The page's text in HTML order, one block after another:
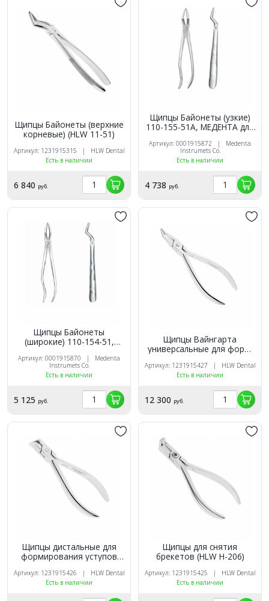
Щипцы Байонеты (верхние
корневые) (HLW 11-51)
Артикул: 1231915315 | HLW Dental
Есть в наличии
6 840 руб.
Щипцы Байонеты (узкие)
110-155-51А, МЕДЕНТА для
зубов
Артикул: 0001915872 | Medenta
Instrumets Co.
Есть в наличии
4 738 руб.
Щипцы Байонеты
(широкие) 110-154-51,
корней верх. зубов
Артикул: 0001915870 | Medenta
Instrumets Co.
Есть в наличии
5 125 руб.
Щипцы Вайнгарта
универсальные для форм.
Артикул: 1231915427 | HLW Dental
Есть в наличии
12 300 руб.
Щипцы дистальные для
формирования уступов
Артикул: 1231915426 | HLW Dental
Есть в наличии
Щипцы для снятия
брекетов (HLW H-206)
Артикул: 1231915425 | HLW Dental
Есть в наличии